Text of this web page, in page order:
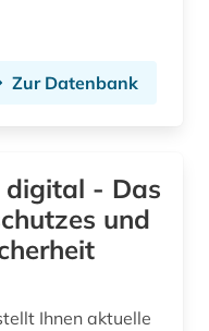
Zur Datenbank
- Das
und
Ihnen aktuelle